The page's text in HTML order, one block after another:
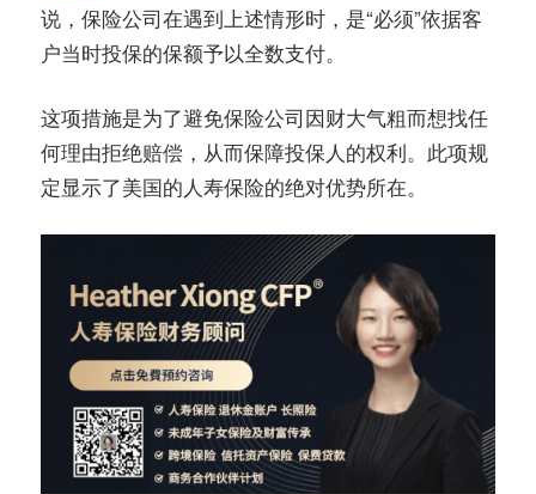
说，保险公司在遇到上述情形时，是“必须”依据客
户当时投保的保额予以全数支付。
这项措施是为了避免保险公司因财大气粗而想找任
何理由拒绝赔偿，从而保障投保人的权利。此项规
定显示了美国的人寿保险的绝对优势所在。